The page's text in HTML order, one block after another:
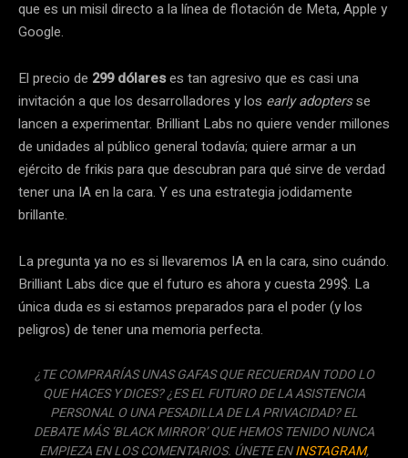
que es un misil directo a la línea de flotación de Meta, Apple y
Google.
El precio de 299 dólareses tan agresivo que es casi una
invitación a que los desarrolladores y los early adoptersse
lancen a experimentar. Brilliant Labs no quiere vender millones
de unidades al público general todavía; quiere armar a un
ejército de frikis para que descubran para qué sirve de verdad
tener una IA en la cara. Y es una estrategia jodidamente
brillante.
La pregunta ya no es si llevaremos IA en la cara, sino cuándo.
Brilliant Labs dice que el futuro es ahora y cuesta 299$. La
única duda es si estamos preparados para el poder (y los
peligros) de tener una memoria perfecta.
¿TE COMPRARÍAS UNAS GAFAS QUE RECUERDAN TODO LO
QUE HACES Y DICES? ¿ES EL FUTURO DE LA ASISTENCIA
PERSONAL O UNA PESADILLA DE LA PRIVACIDAD? EL
DEBATE MÁS ‘BLACK MIRROR’ QUE HEMOS TENIDO NUNCA
EMPIEZA EN LOS COMENTARIOS. ÚNETE ENINSTAGRAM,